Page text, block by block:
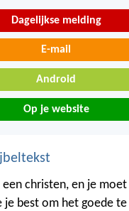
Dagelijkse melding
E-mail
Android
Op je website
christen, en je
je best om het goede